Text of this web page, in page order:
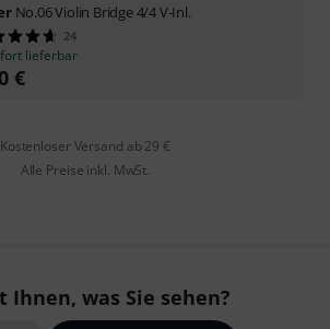
No.06 Violin Bridge 4/4 V-Inl.
24
lieferbar
€
Kostenloser Versand ab 29 €
Alle Preise inkl. MwSt.
Ihnen, was Sie sehen?